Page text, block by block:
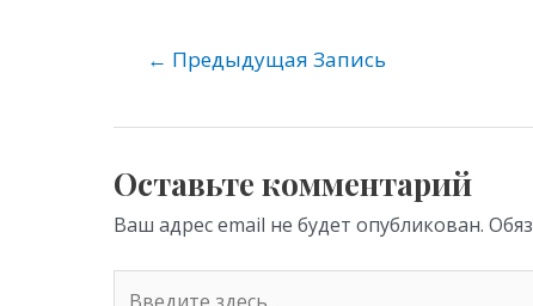
o
as
s
ni
ki
gr
m
s
p
p
← Предыдущая Запись
Оставьте комментарий
Ваш адрес email не будет опубликован.